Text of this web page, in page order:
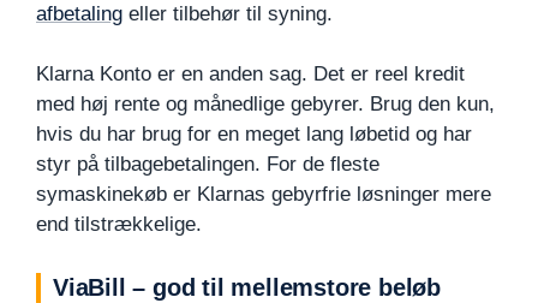
afbetaling eller tilbehør til syning.
Klarna Konto er en anden sag. Det er reel kredit
med høj rente og månedlige gebyrer. Brug den kun,
hvis du har brug for en meget lang løbetid og har
styr på tilbagebetalingen. For de fleste
symaskinekøb er Klarnas gebyrfrie løsninger mere
end tilstrækkelige.
ViaBill – god til mellemstore beløb